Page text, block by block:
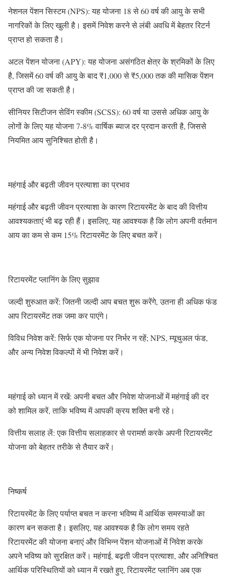
नेशनल पेंशन सिस्टम (NPS): यह योजना 18 से 60 वर्ष की आयु के सभी
नागरिकों के लिए खुली है। इसमें निवेश करने से लंबी अवधि में बेहतर रिटर्न
प्राप्त हो सकता है।
अटल पेंशन योजना (APY): यह योजना असंगठित क्षेत्र के श्रमिकों के लिए
है, जिसमें 60 वर्ष की आयु के बाद ₹1,000 से ₹5,000 तक की मासिक पेंशन
प्राप्त की जा सकती है।
सीनियर सिटीजन सेविंग स्कीम (SCSS): 60 वर्ष या उससे अधिक आयु के
लोगों के लिए यह योजना 7-8% वार्षिक ब्याज दर प्रदान करती है, जिससे
नियमित आय सुनिश्चित होती है।
महंगाई और बढ़ती जीवन प्रत्याशा का प्रभाव
महंगाई और बढ़ती जीवन प्रत्याशा के कारण रिटायरमेंट के बाद की वित्तीय
आवश्यकताएं भी बढ़ रही हैं। इसलिए, यह आवश्यक है कि लोग अपनी वर्तमान
आय का कम से कम 15% रिटायरमेंट के लिए बचत करें।
रिटायरमेंट प्लानिंग के लिए सुझाव
जल्दी शुरुआत करें: जितनी जल्दी आप बचत शुरू करेंगे, उतना ही अधिक फंड
आप रिटायरमेंट तक जमा कर पाएंगे।
विविध निवेश करें: सिर्फ एक योजना पर निर्भर न रहें; NPS, म्यूचुअल फंड,
और अन्य निवेश विकल्पों में भी निवेश करें।
महंगाई को ध्यान में रखें: अपनी बचत और निवेश योजनाओं में महंगाई की दर
को शामिल करें, ताकि भविष्य में आपकी क्रय शक्ति बनी रहे।
वित्तीय सलाह लें: एक वित्तीय सलाहकार से परामर्श करके अपनी रिटायरमेंट
योजना को बेहतर तरीके से तैयार करें।
निष्कर्ष
रिटायरमेंट के लिए पर्याप्त बचत न करना भविष्य में आर्थिक समस्याओं का
कारण बन सकता है। इसलिए, यह आवश्यक है कि लोग समय रहते
रिटायरमेंट की योजना बनाएं और विभिन्न पेंशन योजनाओं में निवेश करके
अपने भविष्य को सुरक्षित करें। महंगाई, बढ़ती जीवन प्रत्याशा, और अनिश्चित
आर्थिक परिस्थितियों को ध्यान में रखते हुए, रिटायरमेंट प्लानिंग अब एक